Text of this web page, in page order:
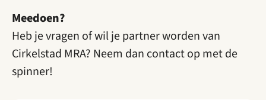
Meedoen?
Heb je vragen of wil je partner worden van
Cirkelstad MRA? Neem dan contact op met de
spinner!